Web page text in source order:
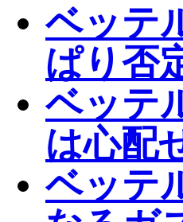
ベッテ
ぱり否
ベッテ
は心配
ベッテ